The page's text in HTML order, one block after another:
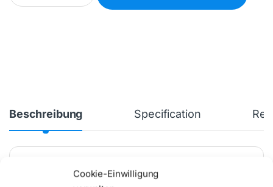
Cookie-Einwilligung
Beschreibung Specification
* Für Fehler im Datenblatt übernimmt (buy-net.de)